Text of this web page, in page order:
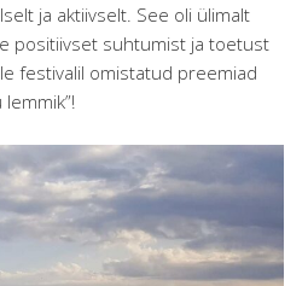
ja aktiivselt. See oli ülimalt
positiivset suhtumist ja toetust
festivalil omistatud preemiad
lemmik”!